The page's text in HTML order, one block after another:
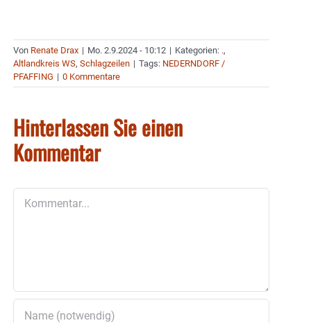
Von Renate Drax | Mo. 2.9.2024 - 10:12 | Kategorien: .,
Altlandkreis WS, Schlagzeilen | Tags: NEDERNDORF /
PFAFFING | 0 Kommentare
Hinterlassen Sie einen
Kommentar